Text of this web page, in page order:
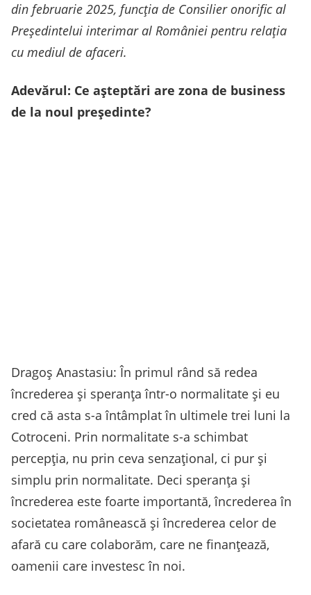
din februarie 2025, funcția de Consilier onorific al
Președintelui interimar al României pentru relația
cu mediul de afaceri.
Adevărul: Ce așteptări are zona de business
de la noul președinte?
Dragoș Anastasiu: În primul rând să redea
încrederea și speranța într-o normalitate și eu
cred că asta s-a întâmplat în ultimele trei luni la
Cotroceni. Prin normalitate s-a schimbat
percepția, nu prin ceva senzațional, ci pur și
simplu prin normalitate. Deci speranța și
încrederea este foarte importantă, încrederea în
societatea românească și încrederea celor de
afară cu care colaborăm, care ne finanțează,
oamenii care investesc în noi.